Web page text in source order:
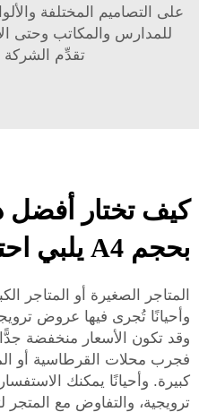
على التصاميم المختلفة
للمدارس والمكاتب وحتى
تقدِّم
كيف تختار أفضل
بحجم A4 يلبي احتياجات عملك؟
المتاجر الصغيرة أو المتاجر
وأحيانًا تُجرى فيها عروض
وقد تكون الأسعار منخفضة
فجرب محلات القرطاسية أو
كبيرة. وأحيانًا يمكنك
ترويجية، والتفاوض مع